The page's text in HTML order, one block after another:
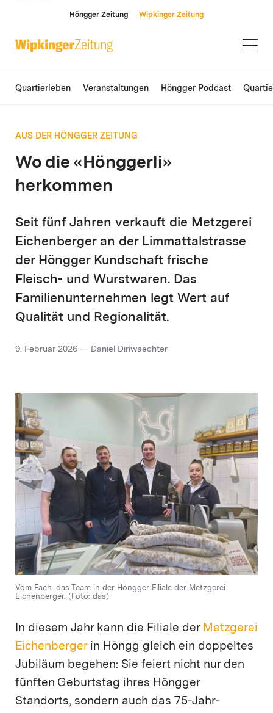
Höngger Zeitung Wipkinger Zeitung
Quartierleben Veranstaltungen Höngger Podcast
AUS DER HÖNGGER ZEITUNG
Wo die «Hönggerli»
herkommen
Seit fünf Jahren verkauft die Metzgerei
Eichenberger an der Limmattalstrasse
der Höngger Kundschaft frische
Fleisch- und Wurstwaren. Das
Familienunternehmen legt Wert auf
Qualität und Regionalität.
9. Februar 2026 — Daniel Diriwaechter
Vom Fach: das Team in der Höngger Filiale der Metzgerei
Eichenberger. (Foto: das)
In diesem Jahr kann die Filiale der Metzgerei
Eichenbergerin Höngg gleich ein doppeltes
Jubiläum begehen: Sie feiert nicht nur den
fünften Geburtstag ihres Höngger
Standorts, sondern auch das 75-Jahr-